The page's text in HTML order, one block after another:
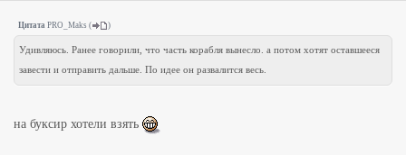
Цитата PRO_Maks ( )
Удивляюсь. Ранее говорили, что часть корабля вынесло. а потом хотят оставшееся
завести и отправить дальше. По идее он развалится весь.
на буксир хотели взять